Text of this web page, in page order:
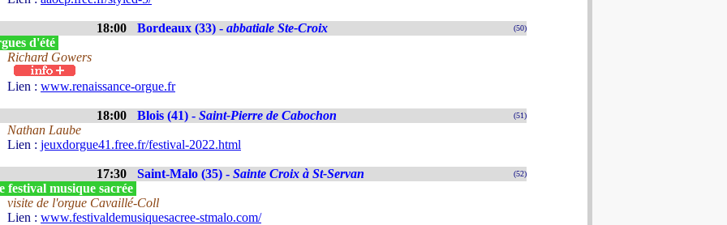
18:00 Bordeaux (33) - abbatiale Ste-Croix (50)
d'été
Richard Gowers
Lien : www.renaissance-orgue.fr
18:00 Blois (41) - Saint-Pierre de Cabochon (51)
Nathan Laube
Lien : jeuxdorgue41.free.fr/festival-2022.html
17:30 Saint-Malo (35) - Sainte Croix à St-Servan (52)
festival musique sacrée
visite de l'orgue Cavaillé-Coll
Lien : www.festivaldemusiquesacree-stmalo.com/